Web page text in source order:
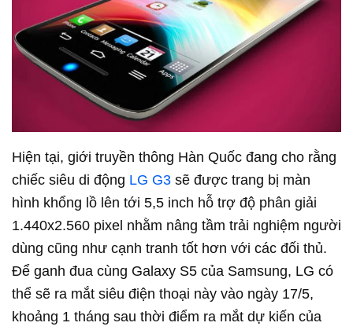
Hiện tại, giới truyền thông Hàn Quốc đang cho rằng
chiếc siêu di động LG G3 sẽ được trang bị màn
hình khổng lồ lên tới 5,5 inch hỗ trợ độ phân giải
1.440x2.560 pixel nhằm nâng tầm trải nghiệm người
dùng cũng như cạnh tranh tốt hơn với các đối thủ.
Để ganh đua cùng Galaxy S5 của Samsung, LG có
thể sẽ ra mắt siêu điện thoại này vào ngày 17/5,
khoảng 1 tháng sau thời điểm ra mắt dự kiến của